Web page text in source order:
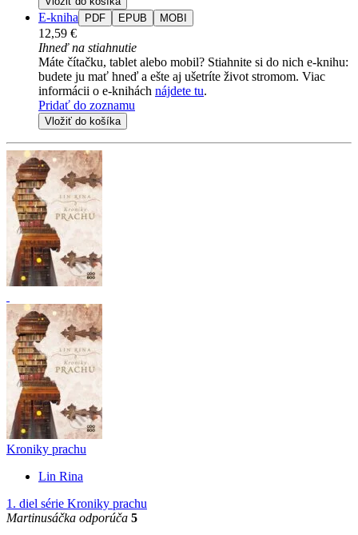
E-kniha PDF EPUB MOBI
12,59 €
Ihneď na stiahnutie
Máte čítačku, tablet alebo mobil? Stiahnite si do nich e-knihu:
budete ju mať hneď a ešte aj ušetríte život stromom. Viac
informácii o e-knihách nájdete tu.
Pridať do zoznamu
Vložiť do košíka
Kroniky prachu
Lin Rina
1. diel série Kroniky prachu
Martinusáčka odporúča 5